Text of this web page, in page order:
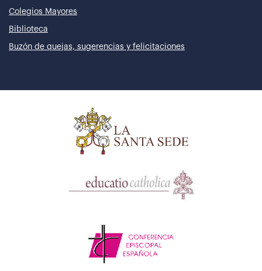
Colegios Mayores
Biblioteca
Buzón de quejas, sugerencias y felicitaciones